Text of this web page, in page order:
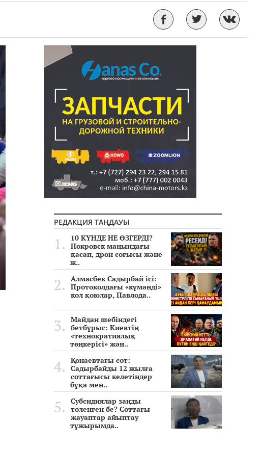
РЕДАКЦИЯ ТАҢДАУЫ
10 КҮНДЕ НЕ ӨЗГЕРДІ?
Покровск маңындағы
қасап, дрон соғысы және
ж..
Алмасбек Садырбай ісі:
Протоколдағы «күмәнді»
кол қоюлар, Павлода..
Майдан шебіндегі
бетбұрыс: Киевтің
«технократиялық
төңкерісі» жән..
Қонаевтағы сот:
Садырбайды 12 жылға
соттағысы келетіндер
бұқа мен..
Субсидиялар заңды
төленген бе? Соттағы
жауаптар айыптау
тұжырымда..